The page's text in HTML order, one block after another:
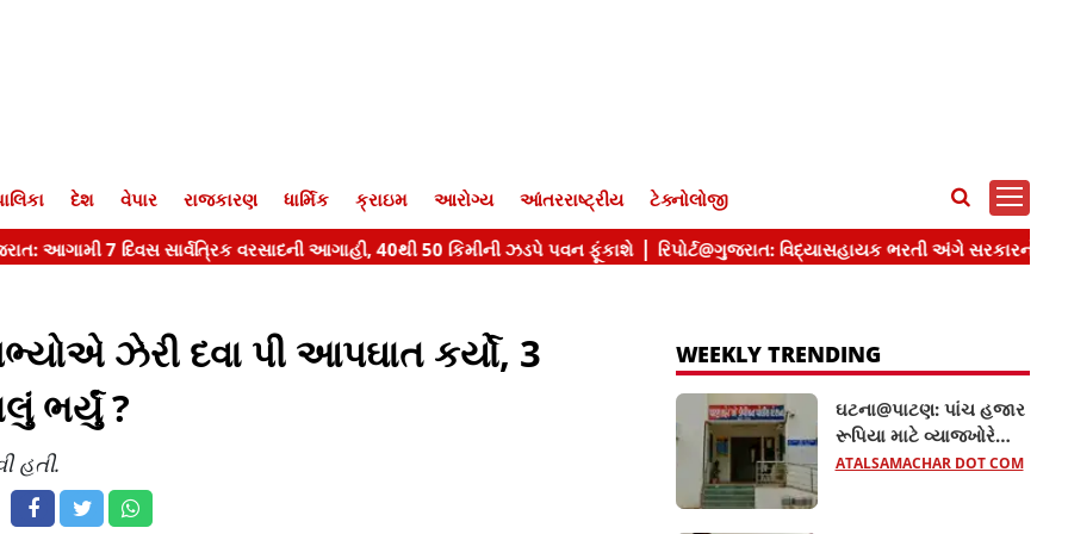
દેશ વેપાર રાજકારણ ધાર્મિક ક્રાઇમ આરોગ્ય આંતરરાષ્ટ્રીય ટેક્નોલોજી
ઝેરી દવા પી આપઘાત કર્યો, 3
ભર્યું ?
હતી.
WEEKLY TRENDING
ઘટના@પાટણ: પાંચ હજાર
રૂપિયા માટે વ્યાજખોરે
મહિલાને જીવતી સળગાવી,
ATALSAMACHAR DOT COM